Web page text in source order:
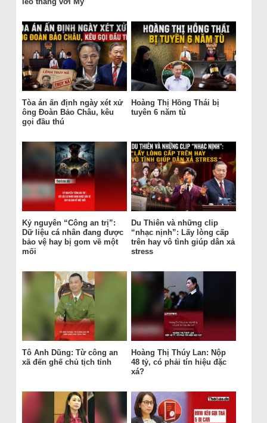
Tòa án ấn định ngày xét xử
ông Đoàn Bảo Châu, kêu
gọi đầu thú
Hoàng Thị Hồng Thái bị
tuyên 6 năm tù
Kỷ nguyên “Công an trị”:
Dữ liệu cá nhân đang được
bảo vệ hay bị gom về một
mối
Du Thiên và những clip
“nhạc nịnh”: Lấy lòng cấp
trên hay vô tình giúp dân xả
stress
Tô Anh Dũng: Từ công an
xã đến ghế chủ tịch tỉnh
Hoàng Thị Thúy Lan: Nộp
48 tỷ, có phải tín hiệu đặc
xá?